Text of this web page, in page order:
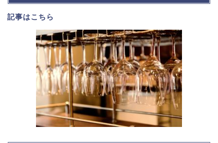
記事はこちら